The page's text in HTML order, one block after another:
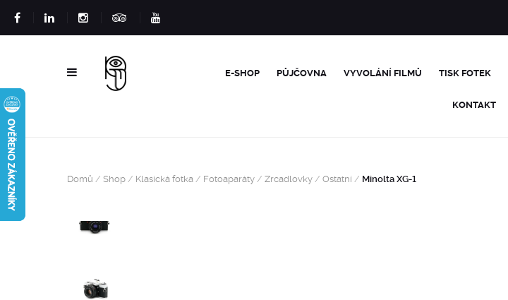
E-SHOP PŮJČOVNA VYVOLÁNÍ FILMŮ TISK FOTEK
KONTAKT
Domů / Shop / Klasická fotka / Fotoaparáty / Zrcadlovky / Ostatní / Minolta XG-1